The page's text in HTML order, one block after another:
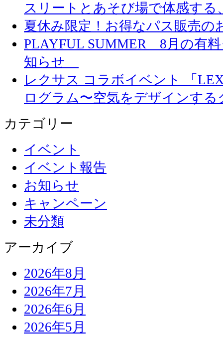
スリートとあそび場で体感する
夏休み限定！お得なパス販売の
PLAYFUL SUMMER 8月の有
知らせ
レクサス コラボイベント 「
ログラム〜空気をデザインす
カテゴリー
イベント
イベント報告
お知らせ
キャンペーン
未分類
アーカイブ
2026年8月
2026年7月
2026年6月
2026年5月